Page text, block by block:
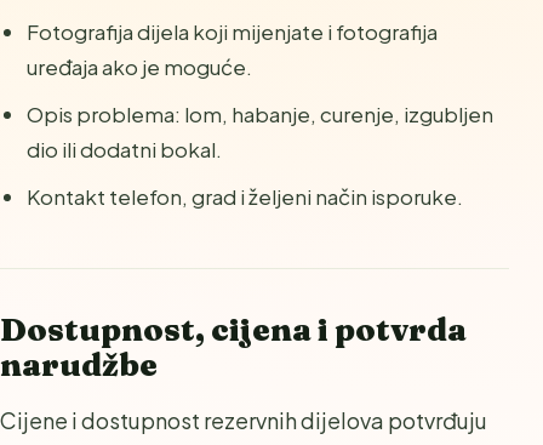
Fotografija dijela koji mijenjate i fotografija
uređaja ako je moguće.
Opis problema: lom, habanje, curenje, izgubljen
dio ili dodatni bokal.
Kontakt telefon, grad i željeni način isporuke.
Dostupnost, cijena i potvrda
narudžbe
Cijene i dostupnost rezervnih dijelova potvrđuju